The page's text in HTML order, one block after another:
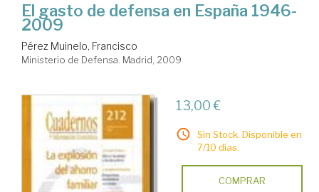
El gasto de defensa en España 1946-
2009
Pérez Muinelo, Francisco
Ministerio de Defensa. Madrid, 2009
13,00 €
Sin Stock. Disponible en
7/10 días.
COMPRAR